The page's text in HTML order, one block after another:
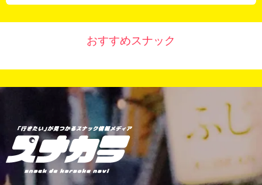
おすすめスナック